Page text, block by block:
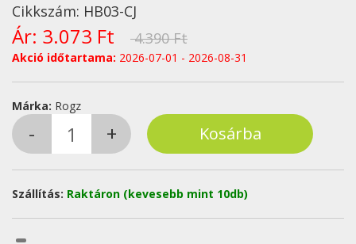
Cikkszám: HB03-CJ
Ár: 3.073 Ft 4.390 Ft
Akció időtartama: 2026-07-01 - 2026-08-31
Márka: Rogz
Szállítás: Raktáron (kevesebb mint 10db)